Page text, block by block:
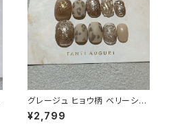
グレージュ ヒョウ柄 ベリーショ
ート ネイルチップ 豹柄 アニマル
セクシー 通販 販売店 売ってる
¥2,799